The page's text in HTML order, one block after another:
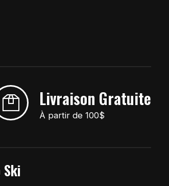
Livraison Gratuite
À partir de 100$